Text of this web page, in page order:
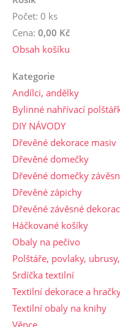
Počet: 0 ks
Cena: 0,00 Kč
Obsah košíku
Kategorie
Andílci, andělky
Bylinné nahřívací
DIY NÁVODY
Dřevěné dekorace masiv
Dřevěné domečky
Dřevěné domečky
Dřevěné zápichy
Dřevěné závěsné
Háčkované košíky
Obaly na pečivo
Polštáře, povlaky,
Srdíčka textilní
Textilní dekorace a
Textilní obaly na knihy
Věnce